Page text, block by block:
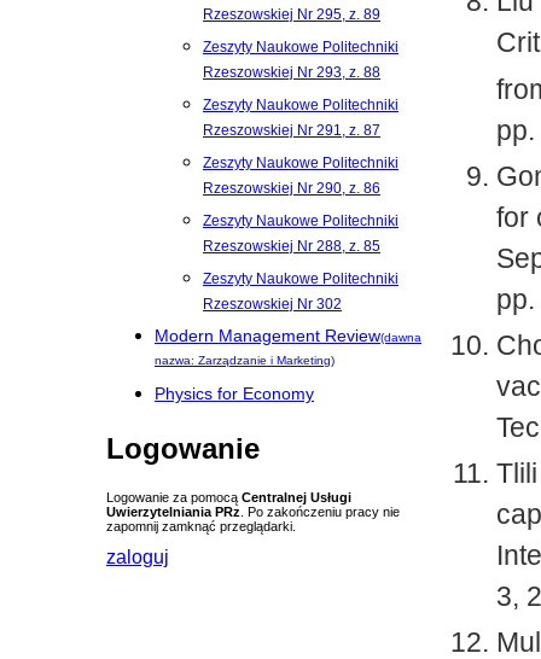
Rzeszowskiej Nr 295, z. 89
Zeszyty Naukowe Politechniki
Rzeszowskiej Nr 293, z. 88
Zeszyty Naukowe Politechniki
Rzeszowskiej Nr 291, z. 87
Zeszyty Naukowe Politechniki
Rzeszowskiej Nr 290, z. 86
Zeszyty Naukowe Politechniki
Rzeszowskiej Nr 288, z. 85
Zeszyty Naukowe Politechniki
Rzeszowskiej Nr 302
Modern Management Review(dawna
nazwa: Zarządzanie i Marketing)
Physics for Economy
Logowanie
Logowanie za pomocą Centralnej Usługi
Uwierzytelniania PRz . Po zakończeniu pracy nie
zapomnij zamknąć przeglądarki.
zaloguj
for
3,